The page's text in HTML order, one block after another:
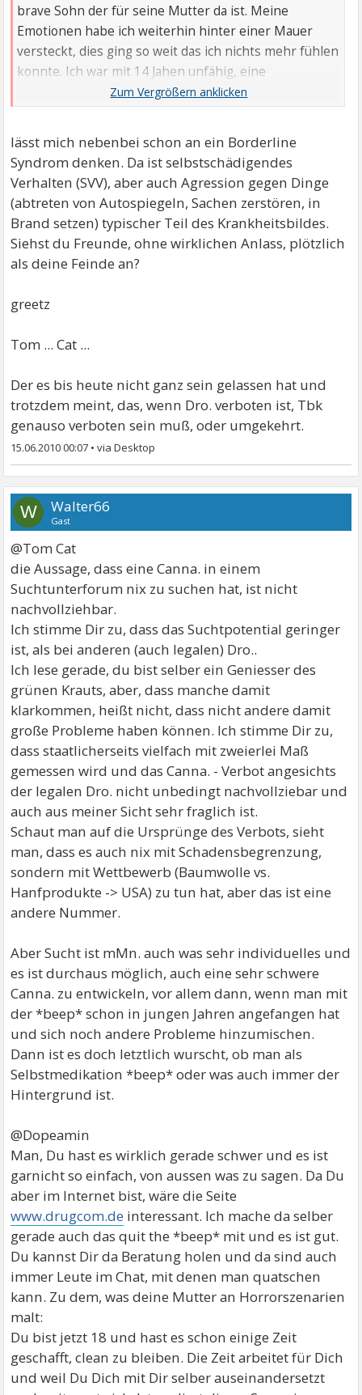
brave Sohn der für seine Mutter da ist. Meine
Emotionen habe ich weiterhin hinter einer Mauer
versteckt, dies ging so weit das ich nichts mehr fühlen
konnte. Ich war mit 14 Jahen unfähig, eine
Gefühlsregung zu empfinden.
lässt mich nebenbei schon an ein Borderline
Syndrom denken. Da ist selbstschädigendes
Verhalten (SVV), aber auch Agression gegen Dinge
(abtreten von Autospiegeln, Sachen zerstören, in
Brand setzen) typischer Teil des Krankheitsbildes.
Siehst du Freunde, ohne wirklichen Anlass, plötzlich
als deine Feinde an?
greetz
Tom ... Cat ...
Der es bis heute nicht ganz sein gelassen hat und
trotzdem meint, das, wenn Dro. verboten ist, Tbk
genauso verboten sein muß, oder umgekehrt.
15.06.2010 00:07 •
W Walter66
Gast
@Tom Cat
die Aussage, dass eine Canna. in einem
Suchtunterforum nix zu suchen hat, ist nicht
nachvollziehbar.
Ich stimme Dir zu, dass das Suchtpotential geringer
ist, als bei anderen (auch legalen) Dro..
Ich lese gerade, du bist selber ein Geniesser des
grünen Krauts, aber, dass manche damit
klarkommen, heißt nicht, dass nicht andere damit
große Probleme haben können. Ich stimme Dir zu,
dass staatlicherseits vielfach mit zweierlei Maß
gemessen wird und das Canna. - Verbot angesichts
der legalen Dro. nicht unbedingt nachvollziebar und
auch aus meiner Sicht sehr fraglich ist.
Schaut man auf die Ursprünge des Verbots, sieht
man, dass es auch nix mit Schadensbegrenzung,
sondern mit Wettbewerb (Baumwolle vs.
Hanfprodukte -> USA) zu tun hat, aber das ist eine
andere Nummer.
Aber Sucht ist mMn. auch was sehr individuelles und
es ist durchaus möglich, auch eine sehr schwere
Canna. zu entwickeln, vor allem dann, wenn man mit
der *beep* schon in jungen Jahren angefangen hat
und sich noch andere Probleme hinzumischen.
Dann ist es doch letztlich wurscht, ob man als
Selbstmedikation *beep* oder was auch immer der
Hintergrund ist.
@Dopeamin
Man, Du hast es wirklich gerade schwer und es ist
garnicht so einfach, von aussen was zu sagen. Da Du
aber im Internet bist, wäre die Seite
www.drugcom.de interessant. Ich mache da selber
gerade auch das quit the *beep* mit und es ist gut.
Du kannst Dir da Beratung holen und da sind auch
immer Leute im Chat, mit denen man quatschen
kann. Zu dem, was deine Mutter an Horrorszenarien
malt:
Du bist jetzt 18 und hast es schon einige Zeit
geschafft, clean zu bleiben. Die Zeit arbeitet für Dich
und weil Du Dich mit Dir selber auseinandersetzt